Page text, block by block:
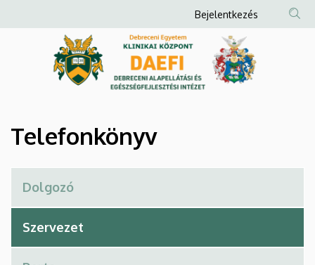
Debreceni
és
Egészségfejlesztési
Intézet
a
Anonim
Felhasználói
fiók
menüje
Bejelentkezés
Telefonkönyv